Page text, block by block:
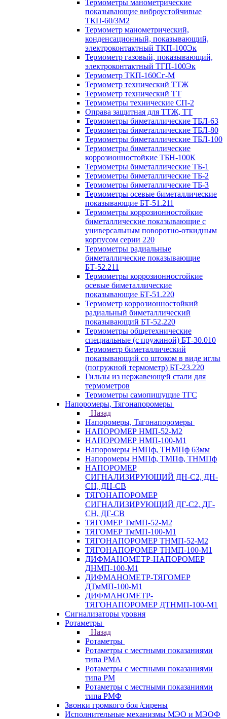
Термометры манометрические
показывающие виброустойчивые
ТКП-60/3М2
Термометр манометрический,
конденсационный, показывающий,
электроконтактный ТКП-100Эк
Термометр газовый, показывающий,
электроконтактный ТГП-100Эк
Термометр ТКП-160Сг-М
Термометр технический ТТЖ
Термометр технический ТТ
Термометры технические СП-2
Оправа защитная для ТТЖ, ТТ
Термометры биметаллические ТБЛ-63
Термометры биметаллические ТБЛ-80
Термометры биметаллические ТБЛ-100
Термометры биметаллические
коррозионностойкие ТБН-100К
Термометры биметаллические ТБ-1
Термометры биметаллические ТБ-2
Термометры биметаллические ТБ-3
Термометры осевые биметаллические
показывающие БТ-51.211
Термометры коррозионностойкие
биметаллические показывающие с
универсальным поворотно-откидным
корпусом серии 220
Термометры радиальные
биметаллические показывающие
БТ-52.211
Термометры коррозионностойкие
осевые биметаллические
показывающие БТ-51.220
Термометр коррозионностойкий
радиальный биметаллический
показывающий БТ-52.220
Термометры общетехнические
специальные (с пружиной) БТ-30.010
Термометр биметаллический
показывающий со штоком в виде иглы
(погружной термометр) БТ-23.220
Гильзы из нержавеющей стали для
термометров
Термометры самопишущие ТГС
Напоромеры, Тягонапоромеры
Назад
Напоромеры, Тягонапоромеры
НАПОРОМЕР НМП-52-М2
НАПОРОМЕР НМП-100-М1
Напоромеры НМПф, ТНМПф 63мм
Напоромеры НМПф, ТМПф, ТНМПф
НАПОРОМЕР
СИГНАЛИЗИРУЮЩИЙ ДН-С2, ДН-
СН, ДН-СВ
ТЯГОНАПОРОМЕР
СИГНАЛИЗИРУЮЩИЙ ДГ-С2, ДГ-
СН, ДГ-СВ
ТЯГОМЕР ТмМП-52-М2
ТЯГОМЕР ТмМП-100-М1
ТЯГОНАПОРОМЕР ТНМП-52-М2
ТЯГОНАПОРОМЕР ТНМП-100-М1
ДИФМАНОМЕТР-НАПОРОМЕР
ДНМП-100-М1
ДИФМАНОМЕТР-ТЯГОМЕР
ДТмМП-100-М1
ДИФМАНОМЕТР-
ТЯГОНАПОРОМЕР ДТНМП-100-М1
Сигнализаторы уровня
Ротаметры
Назад
Ротаметры
Ротаметры с местными показаниями
типа РМА
Ротаметры с местными показаниями
типа РМ
Ротаметры с местными показаниями
типа РМФ
Звонки громкого боя /сирены
Исполнительные механизмы МЭО и МЭОФ